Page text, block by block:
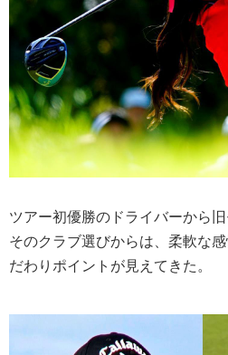
ツアー初優勝のドライバーから旧
そのクラブ選びからは、柔軟な
だわりポイントが見えてきた。